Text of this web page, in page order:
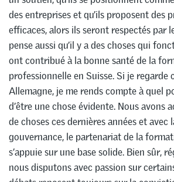
des entreprises et qu’ils proposent des
efficaces, alors ils seront respectés par
pense aussi qu’il y a des choses qui
ont contribué à la bonne santé de la
professionnelle en Suisse. Si je regarde
Allemagne, je me rends compte à quel
d’être une chose évidente. Nous avons
de choses ces dernières années et avec
gouvernance, le partenariat de la
s’appuie sur une base solide. Bien sûr,
nous disputons avec passion sur